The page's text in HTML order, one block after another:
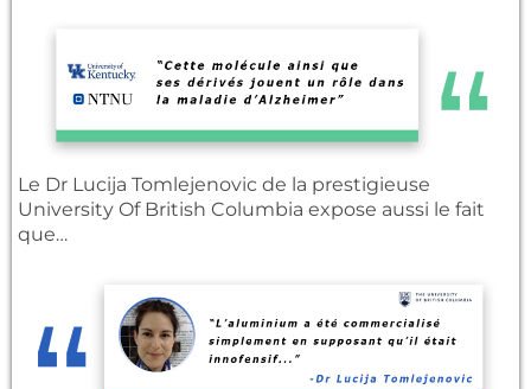
Le Dr Lucija Tomlejenovic de la prestigieuse
University Of British Columbia expose aussi le fait
que…